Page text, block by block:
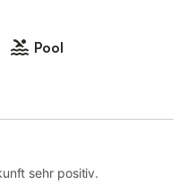
Pool
sehr positiv.